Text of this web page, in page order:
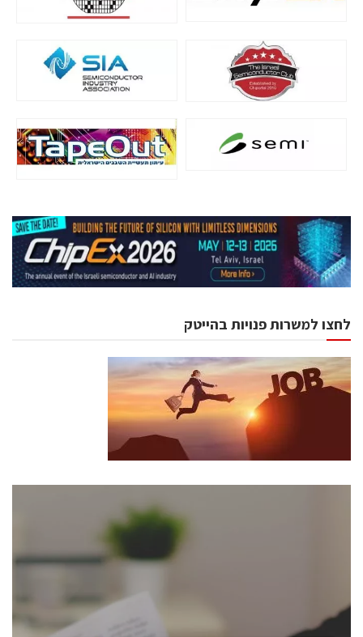
לחצו למשרות פנויות בהייטק
כנסים ואירועים
לכל העוסקים בתעשיית הסמיקונדקטור כולל מהנדסים,